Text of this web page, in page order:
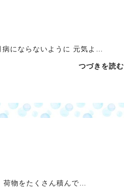
にならないように 元気よ…
つづきを読む
物をたくさん積んで…